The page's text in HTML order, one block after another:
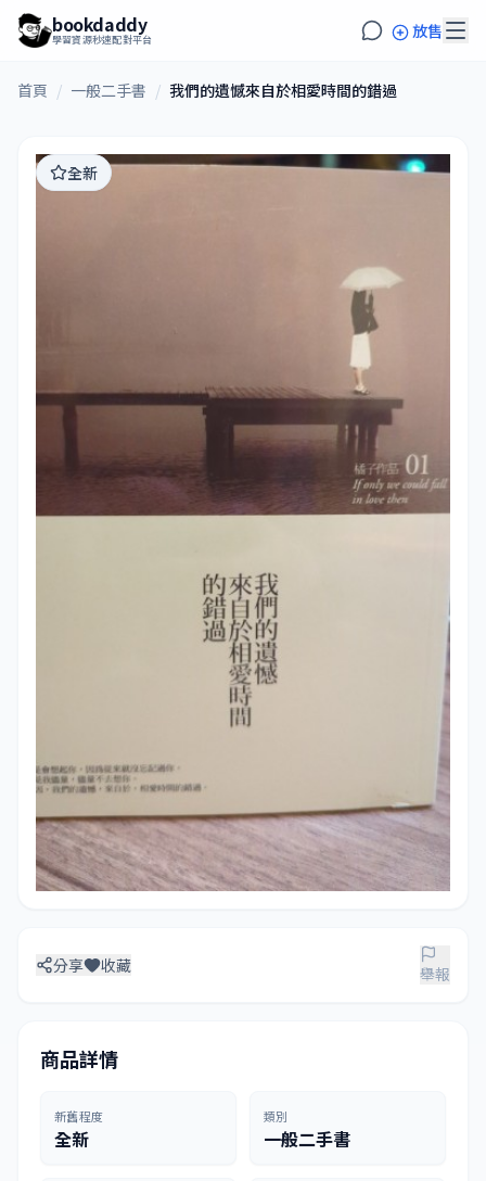
bookdaddy
學習資源秒速配對平台 放售
首頁 / 一般二手書 / 我們的遺憾來自於相愛時間的錯過
全新
分享 收藏 舉報
商品詳情
新舊程度
全新
類別
一般二手書